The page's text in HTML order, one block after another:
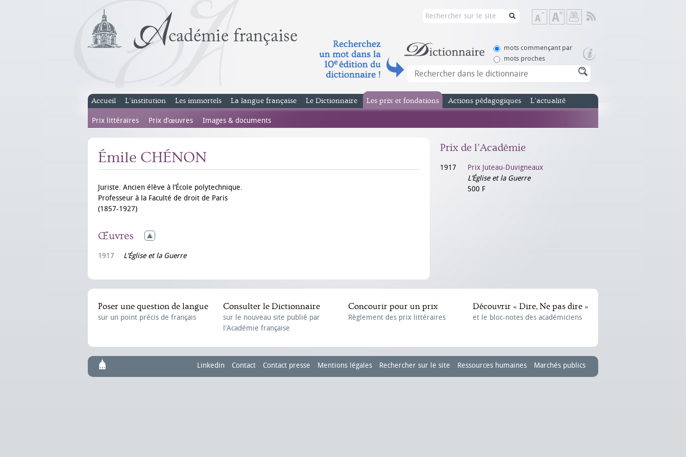
Diminuer
la
de
Augmenter
la
de
mots commençant par
mots proches
Accueil L’institution Les immortels La langue française Le Dictionnaire Les prix et fondations
Prix littéraires Prix d’œuvres Images & documents
Actions pédagogiques L’actualité
Émile CHÉNON
Juriste. Ancien élève à l’École polytechnique.
Professeur à la Faculté de droit de Paris
(1857-1927)
Œuvres
1917 L’Église et la Guerre
Prix de l’Académie
1917
Prix Juteau-Duvigneaux
L’Église et la Guerre
500 F
Poser une question de langue
sur un point précis de français
Consulter le Dictionnaire
sur le nouveau site publié par
l'Académie française
Concourir pour un prix
Règlement des prix littéraires
Découvrir « Dire, Ne pas dire »
et le bloc-notes des académiciens
Linkedin Contact Contact presse Mentions légales Rechercher sur le site Ressources humaines Marchés publics